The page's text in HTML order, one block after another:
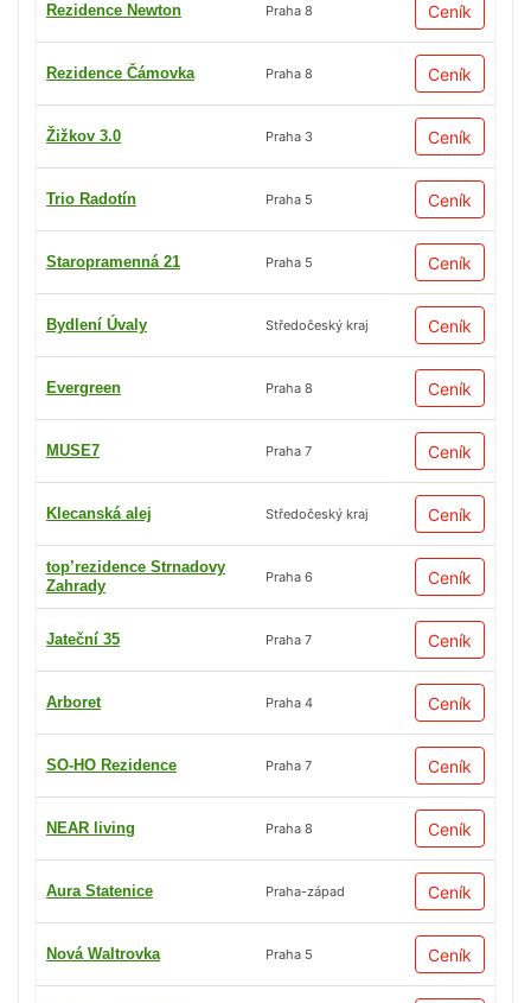
Rezidence Newton Praha 8 Ceník
Rezidence Čámovka Praha 8 Ceník
Žižkov 3.0 Praha 3 Ceník
Trio Radotín Praha 5 Ceník
Staropramenná 21 Praha 5 Ceník
Bydlení Úvaly Středočeský kraj Ceník
Evergreen Praha 8 Ceník
MUSE7 Praha 7 Ceník
Klecanská alej Středočeský kraj Ceník
top’rezidence Strnadovy
Zahrady
Praha 6 Ceník
Jateční 35 Praha 7 Ceník
Arboret Praha 4 Ceník
SO-HO Rezidence Praha 7 Ceník
NEAR living Praha 8 Ceník
Aura Statenice Praha-západ Ceník
Nová Waltrovka Praha 5 Ceník